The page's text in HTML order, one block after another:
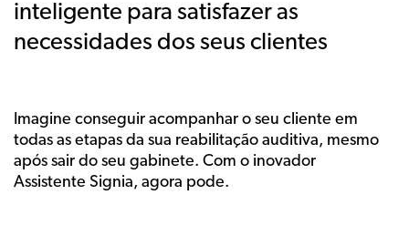
inteligente para satisfazer as
necessidades dos seus clientes
Imagine conseguir acompanhar o seu cliente em
todas as etapas da sua reabilitação auditiva, mesmo
após sair do seu gabinete. Com o inovador
Assistente Signia, agora pode.